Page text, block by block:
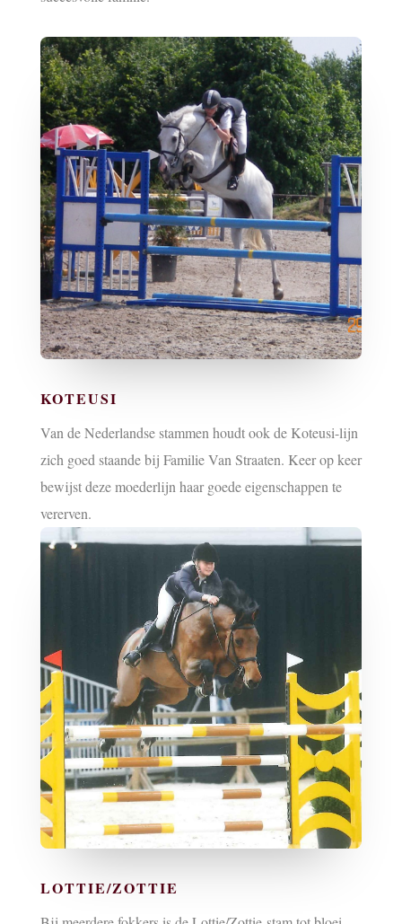
KOTEUSI
Van de Nederlandse stammen houdt ook de Koteusi-lijn
zich goed staande bij Familie Van Straaten. Keer op keer
bewijst deze moederlijn haar goede eigenschappen te
vererven.
LOTTIE/ZOTTIE